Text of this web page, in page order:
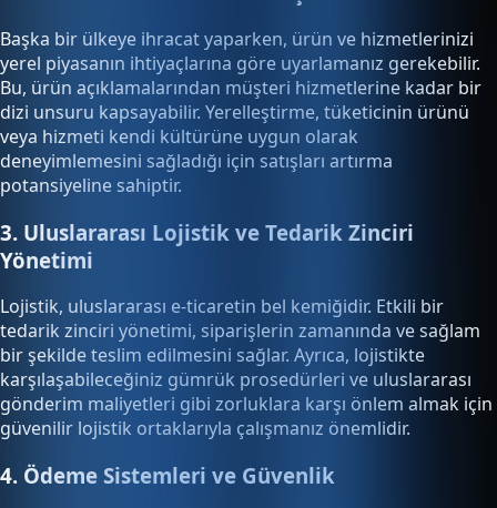
Başka bir ülkeye ihracat yaparken, ürün ve hizmetlerinizi
yerel piyasanın ihtiyaçlarına göre uyarlamanız gerekebilir.
Bu, ürün açıklamalarından müşteri hizmetlerine kadar bir
dizi unsuru kapsayabilir. Yerelleştirme, tüketicinin ürünü
veya hizmeti kendi kültürüne uygun olarak
deneyimlemesini sağladığı için satışları artırma
potansiyeline sahiptir.
3. Uluslararası Lojistik ve Tedarik Zinciri
Yönetimi
Lojistik, uluslararası e-ticaretin bel kemiğidir. Etkili bir
tedarik zinciri yönetimi, siparişlerin zamanında ve sağlam
bir şekilde teslim edilmesini sağlar. Ayrıca, lojistikte
karşılaşabileceğiniz gümrük prosedürleri ve uluslararası
gönderim maliyetleri gibi zorluklara karşı önlem almak için
güvenilir lojistik ortaklarıyla çalışmanız önemlidir.
4. Ödeme Sistemleri ve Güvenlik